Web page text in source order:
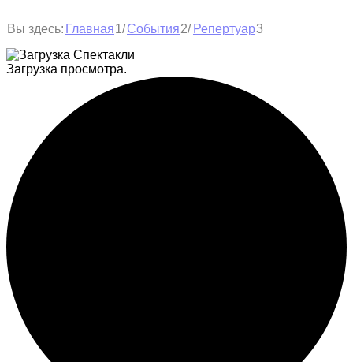
Вы здесь: Главная1/События2/ Репертуар3
Загрузка просмотра.